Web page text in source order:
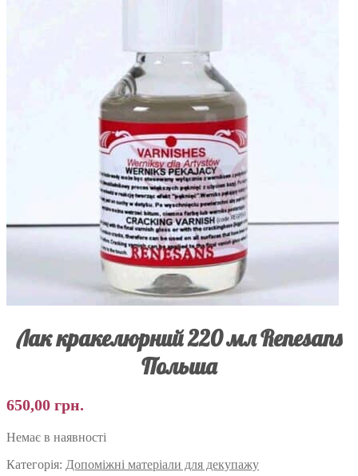
Лак кракелюрний 220 мл Renesans
Польша
650,00 грн.
Немає в наявності
Категорія: Допоміжні матеріали для декупажу